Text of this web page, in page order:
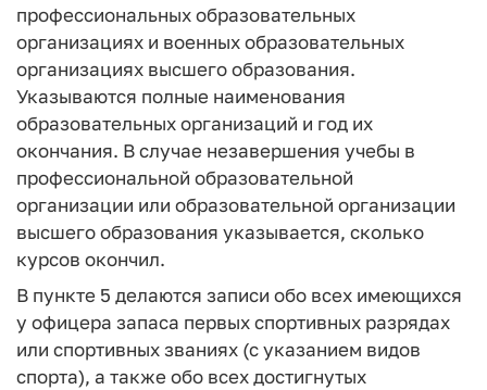
профессиональных образовательных
организациях и военных образовательных
организациях высшего образования.
Указываются полные наименования
образовательных организаций и год их
окончания. В случае незавершения учебы в
профессиональной образовательной
организации или образовательной организации
высшего образования указывается, сколько
курсов окончил.
В пункте 5 делаются записи обо всех имеющихся
у офицера запаса первых спортивных разрядах
или спортивных званиях (с указанием видов
спорта), а также обо всех достигнутых